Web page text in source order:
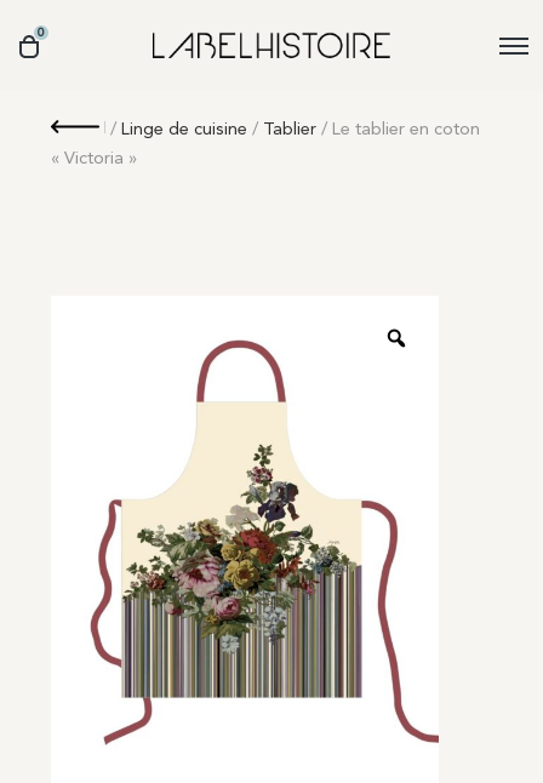
0
Retour
/ Linge de cuisine / Tablier / Le tablier en coton
« Victoria »